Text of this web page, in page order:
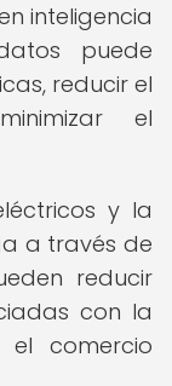
inteligencia
puede
reducir el
el
y la
a través de
reducir
con la
comercio